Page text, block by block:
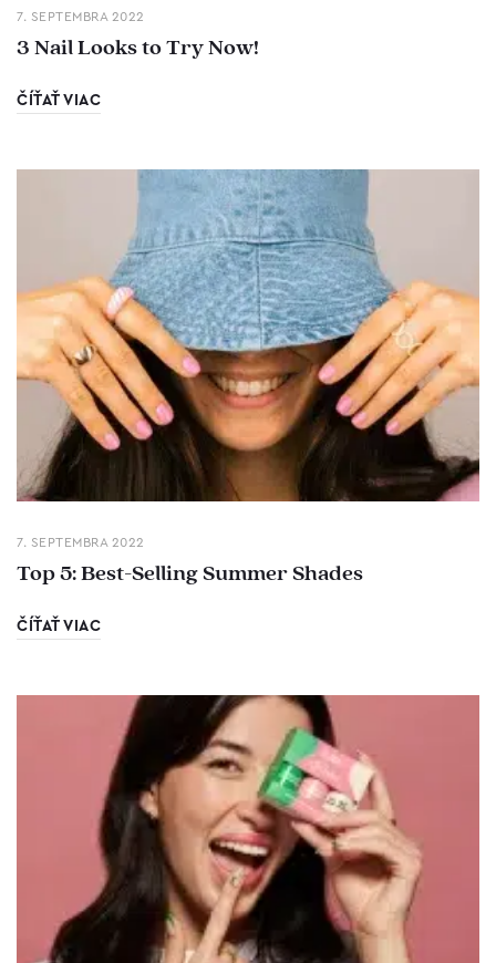
7. SEPTEMBRA 2022
3 Nail Looks to Try Now!
ČÍŤAŤ VIAC
7. SEPTEMBRA 2022
Top 5: Best-Selling Summer Shades
ČÍŤAŤ VIAC